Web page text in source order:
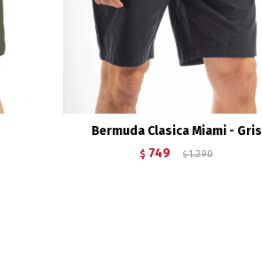
Bermuda Clasica Miami - Gris
$ 749 $ 1.290